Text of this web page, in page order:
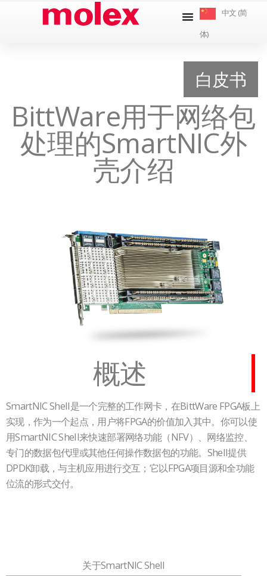
中文 (简
体)
白皮书
BittWare用于网络包
处理的SmartNIC外
壳介绍
概述
SmartNIC Shell是一个完整的工作网卡，在BittWare FPGA板上
实现，作为一个起点，用户将FPGA的价值加入其中。你可以使
用SmartNIC Shell来快速部署网络功能（NFV）、网络监控、
专门的数据包代理或其他任何操作数据包的功能。Shell提供
DPDK卸载，与主机应用进行交互；它以FPGA项目源和全功能
位流的形式交付。
关于SmartNIC Shell